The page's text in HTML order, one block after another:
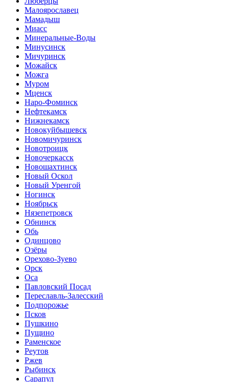
Малоярославец
Мамадыш
Миасс
Минеральные-Воды
Минусинск
Мичуринск
Можайск
Можга
Муром
Мценск
Наро-Фоминск
Нефтекамск
Нижнекамск
Новокуйбышевск
Новомичуринск
Новотроицк
Новочеркасск
Новошахтинск
Новый Оскол
Новый Уренгой
Ногинск
Ноябрьск
Нязепетровск
Обнинск
Обь
Одинцово
Озёры
Орехово-Зуево
Орск
Оса
Павловский Посад
Переславль-Залесский
Подпорожье
Псков
Пушкино
Пущино
Раменское
Реутов
Ржев
Рыбинск
Сарапул